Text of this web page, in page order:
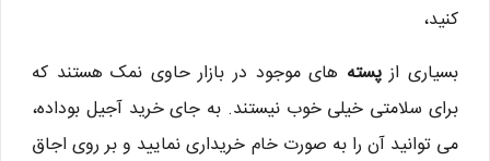
کنید،
بسیاری ازپسته های موجود در بازار حاوی نمک هستند که
برای سلامتی خیلی خوب نیستند. به جای خرید آجیل بوداده،
می توانید آن را به صورت خام خریداری نمایید و بر روی اجاق